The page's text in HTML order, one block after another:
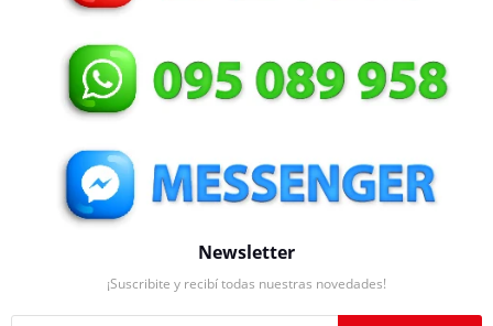
Newsletter
¡Suscribite y recibí todas nuestras novedades!